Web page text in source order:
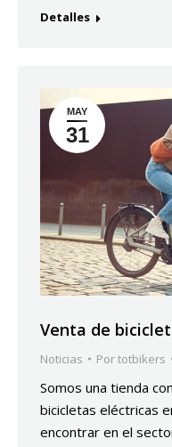
Detalles
MAY
31
Venta de
Noticias Portotbikers
Somos una tienda
bicicletas eléctricas
encontrar en el